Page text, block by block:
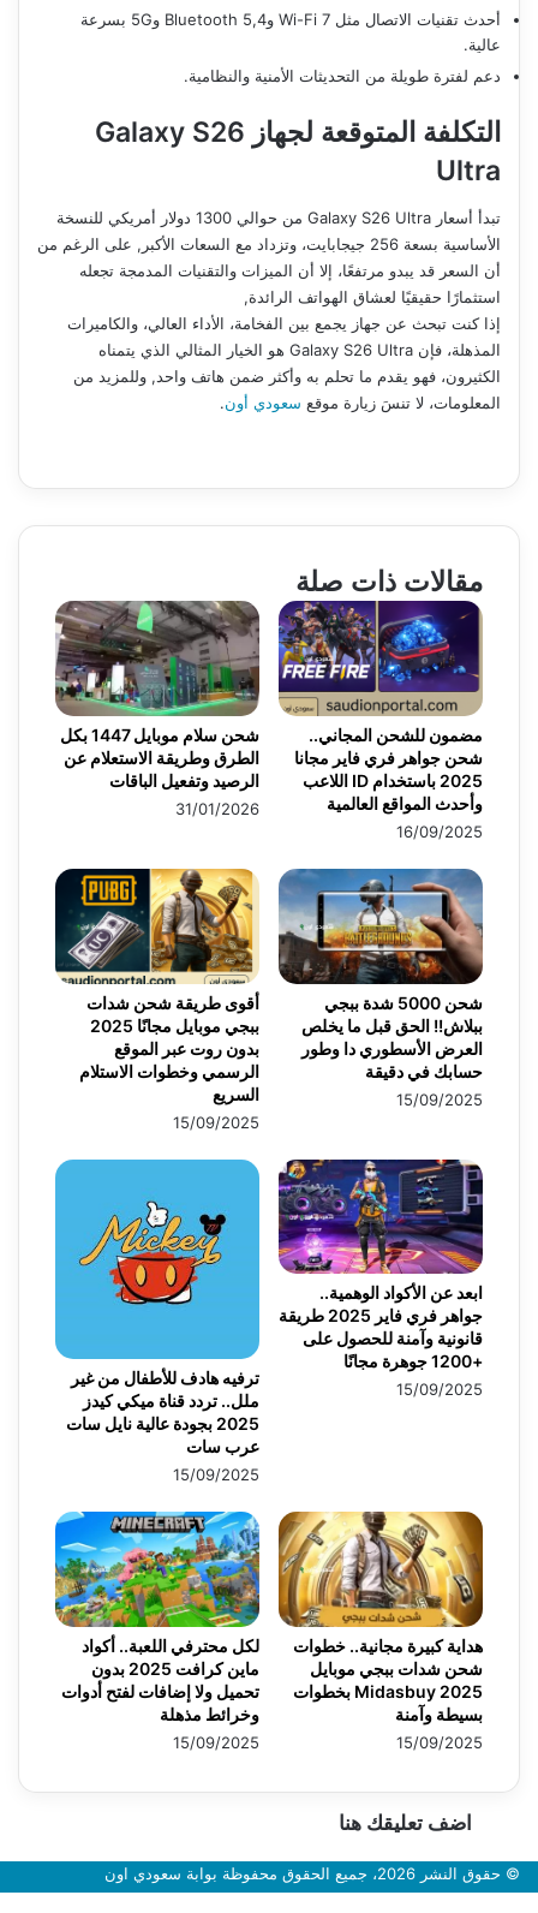
أحدث تقنيات الاتصال مثل Wi-Fi 7 وBluetooth 5,4 و5G بسرعة
عالية.
دعم لفترة طويلة من التحديثات الأمنية والنظامية.
التكلفة المتوقعة لجهاز Galaxy S26
Ultra
تبدأ أسعار Galaxy S26 Ultra من حوالي 1300 دولار أمريكي للنسخة
الأساسية بسعة 256 جيجابايت، وتزداد مع السعات الأكبر, على الرغم من
أن السعر قد يبدو مرتفعًا، إلا أن الميزات والتقنيات المدمجة تجعله
استثمارًا حقيقيًا لعشاق الهواتف الرائدة,
إذا كنت تبحث عن جهاز يجمع بين الفخامة، الأداء العالي، والكاميرات
المذهلة، فإن Galaxy S26 Ultra هو الخيار المثالي الذي يتمناه
الكثيرون، فهو يقدم ما تحلم به وأكثر ضمن هاتف واحد, وللمزيد من
المعلومات، لا تنسَ زيارة موقع سعودي أون.
مقالات ذات صلة
شحن سلام موبايل 1447 بكل
الطرق وطريقة الاستعلام عن
الرصيد وتفعيل الباقات
31/01/2026
مضمون للشحن المجاني..
شحن جواهر فري فاير مجانا
2025 باستخدام ID اللاعب
وأحدث المواقع العالمية
16/09/2025
أقوى طريقة شحن شدات
ببجي موبايل مجانًا 2025
بدون روت عبر الموقع
الرسمي وخطوات الاستلام
السريع
15/09/2025
شحن 5000 شدة ببجي
ببلاش!! الحق قبل ما يخلص
العرض الأسطوري دا وطور
حسابك في دقيقة
15/09/2025
ترفيه هادف للأطفال من غير
ملل.. تردد قناة ميكي كيدز
2025 بجودة عالية نايل سات
عرب سات
15/09/2025
ابعد عن الأكواد الوهمية..
جواهر فري فاير 2025 طريقة
قانونية وآمنة للحصول على
+1200 جوهرة مجانًا
15/09/2025
لكل محترفي اللعبة.. أكواد
ماين كرافت 2025 بدون
تحميل ولا إضافات لفتح أدوات
وخرائط مذهلة
15/09/2025
هداية كبيرة مجانية.. خطوات
شحن شدات ببجي موبايل
2025 Midasbuy بخطوات
بسيطة وآمنة
15/09/2025
اضف تعليقك هنا
© حقوق النشر 2026، جميع الحقوق محفوظة بوابة سعودي اون